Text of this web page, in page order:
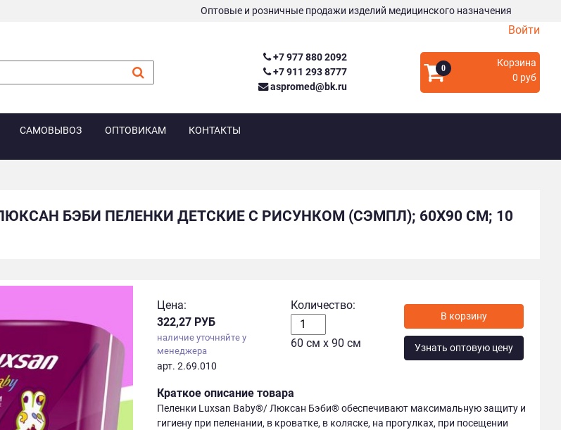
Оптовые и розничные продажи изделий медицинского назначения
Войти
+7 977 880 2092
+7 911 293 8777
aspromed@bk.ru
0
Корзина
0 руб
САМОВЫВОЗ ОПТОВИКАМ КОНТАКТЫ
ЛЮКСАН БЭБИ ПЕЛЕНКИ ДЕТСКИЕ С РИСУНКОМ (СЭМПЛ); 60Х90 СМ; 10
Цена:
322,27 РУБ
наличие уточняйте у
менеджера
арт. 2.69.010
Количество:
60 см х 90 см Узнать оптовую цену
Краткое описание товара
Пеленки Luxsan Baby®/ Люксан Бэби® обеспечивают максимальную защиту и
гигиену при пеленании, в кроватке, в коляске, на прогулках, при посещении